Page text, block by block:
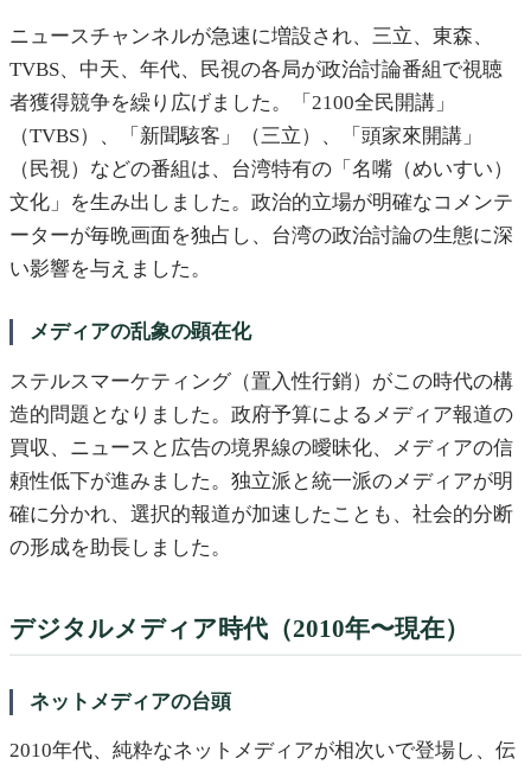
ニュースチャンネルが急速に増設され、三立、東森、
TVBS、中天、年代、民視の各局が政治討論番組で視聴
者獲得競争を繰り広げました。「2100全民開講」
（TVBS）、「新聞駭客」（三立）、「頭家來開講」
（民視）などの番組は、台湾特有の「名嘴（めいすい）
文化」を生み出しました。政治的立場が明確なコメンテ
ーターが毎晩画面を独占し、台湾の政治討論の生態に深
い影響を与えました。
メディアの乱象の顕在化
ステルスマーケティング（置入性行銷）がこの時代の構
造的問題となりました。政府予算によるメディア報道の
買収、ニュースと広告の境界線の曖昧化、メディアの信
頼性低下が進みました。独立派と統一派のメディアが明
確に分かれ、選択的報道が加速したことも、社会的分断
の形成を助長しました。
デジタルメディア時代（2010年〜現在）
ネットメディアの台頭
2010年代、純粋なネットメディアが相次いで登場し、伝